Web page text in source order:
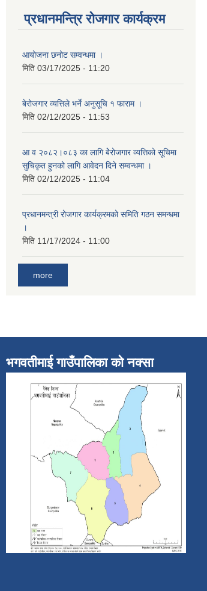
प्रधानमन्त्रि रोजगार कार्यक्रम
आयोजना छनोट सम्वन्धमा ।
मिति 03/17/2025 - 11:20
बेरोजगार व्यत्तिले भर्ने अनुसूचि १ फाराम ।
मिति 02/12/2025 - 11:53
आ व २०८२।०८३ का लागि बेेरोजगार व्यत्तिको सूचिमा
सुचिकृत हुनको लागि आवेदन दिने सम्वन्धमा ।
मिति 02/12/2025 - 11:04
प्रधानमन्त्री रोजगार कार्यक्रमको समिति गठन समन्धमा
।
मिति 11/17/2024 - 11:00
more
भगवतीमाई गाउँपालिका को नक्सा